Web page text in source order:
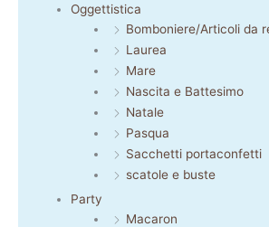
Oggettistica
Bomboniere/Articoli da
Laurea
Mare
Nascita e Battesimo
Natale
Pasqua
Sacchetti portaconfetti
scatole e buste
Party
Macaron